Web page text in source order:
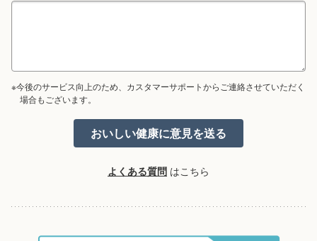
※今後のサービス向上のため、カスタマーサポートからご連絡させていただく
場合もございます。
よくある質問 はこちら